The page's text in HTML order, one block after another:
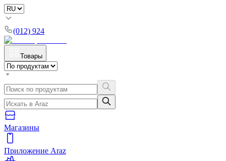
(012) 924
Товары
Магазины
Приложение Araz